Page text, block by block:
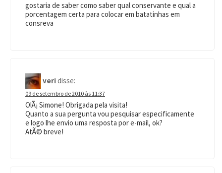
gostaria de saber como saber qual conservante e qual a
porcentagem certa para colocar em batatinhas em
consreva
veridisse:
09 de setembro de 2010 às 11:37
OlÃ¡ Simone! Obrigada pela visita!
Quanto a sua pergunta vou pesquisar especificamente
e logo lhe envio uma resposta por e-mail, ok?
AtÃ© breve!